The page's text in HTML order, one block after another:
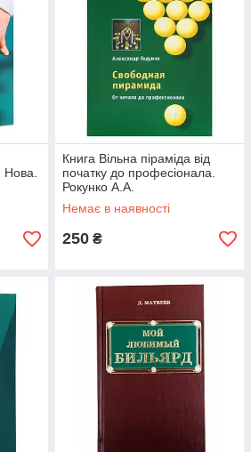
Нова.
Книга Вільна піраміда від
початку до професіонала.
Рокунко А.А.
Немає в наявності
250 ₴